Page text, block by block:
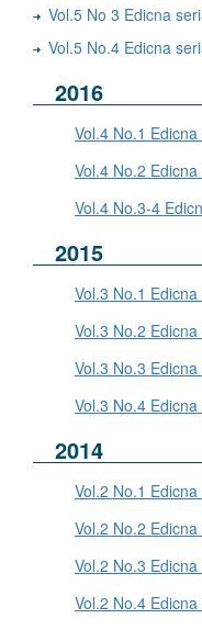
Vol.5 No 3 Edicna
Vol.5 No.4 Edicna
2016
Vol.4 No.1
Vol.4 No.2
Vol.4 No.3-4
2015
Vol.3 No.1
Vol.3 No.2 Edicna
Vol.3 No.3
Vol.3 No.4
2014
Vol.2 No.1
Vol.2 No.2
Vol.2 No.3
Vol.2 No.4